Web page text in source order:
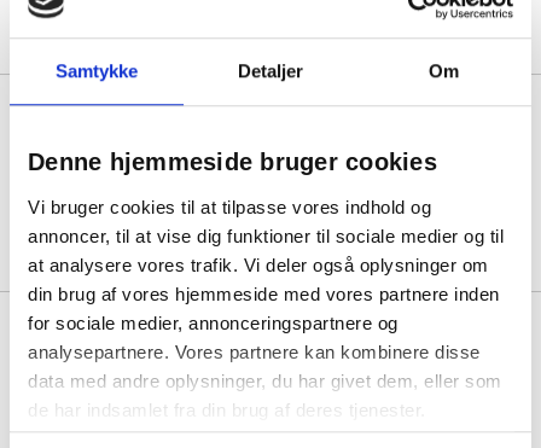
Samtykke Detaljer Om
Denne hjemmeside bruger cookies
Vi bruger cookies til at tilpasse vores indhold og
annoncer, til at vise dig funktioner til sociale medier og til
at analysere vores trafik. Vi deler også oplysninger om
din brug af vores hjemmeside med vores partnere inden
for sociale medier, annonceringspartnere og
analysepartnere. Vores partnere kan kombinere disse
data med andre oplysninger, du har givet dem, eller som
de har indsamlet fra din brug af deres tjenester.
Armlæn højdejusterbart til Strike
1 stk á 975,00
Team 2700 Classic kontorstol
uden armlæn sort